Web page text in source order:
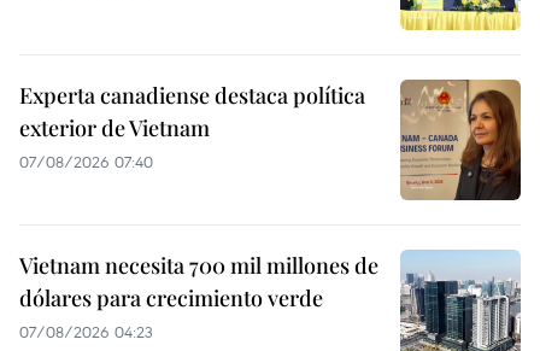
Experta canadiense destaca política
exterior de Vietnam
07/08/2026 07:40
Vietnam necesita 700 mil millones de
dólares para crecimiento verde
07/08/2026 04:23